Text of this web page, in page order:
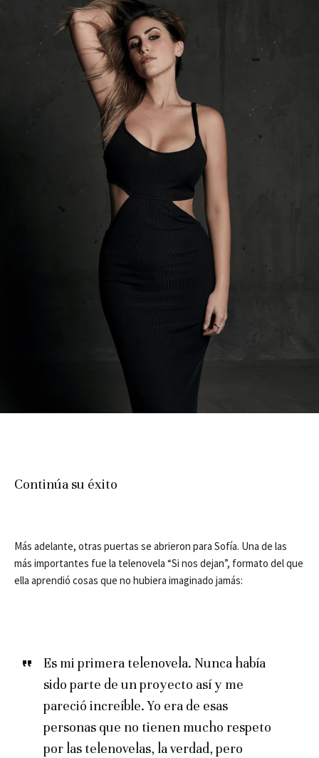
Continúa su éxito
Más adelante, otras puertas se abrieron para Sofía. Una de las
más importantes fue la telenovela “Si nos dejan”, formato del que
ella aprendió cosas que no hubiera imaginado jamás:
Es mi primera telenovela. Nunca había
sido parte de un proyecto así y me
pareció increíble. Yo era de esas
personas que no tienen mucho respeto
por las telenovelas, la verdad, pero